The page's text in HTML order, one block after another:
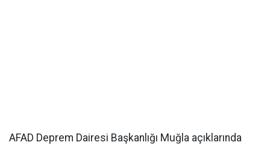
AFAD Deprem Dairesi Başkanlığı Muğla açıklarında